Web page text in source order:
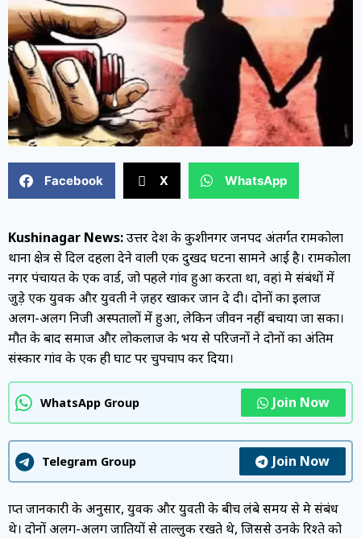
Facebook X WhatsApp
Kushinagar News:उत्तर प्रदेश के कुशीनगर जनपद अंतर्गत रामकोला
थाना क्षेत्र से दिल दहला देने वाली एक दुखद घटना सामने आई है। रामकोला
नगर पंचायत के एक वार्ड, जो पहले गांव हुआ करता था, वहां प्रेम संबंधों में
जुड़े एक युवक और युवती ने ज़हर खाकर जान दे दी। दोनों का इलाज
अलग-अलग निजी अस्पतालों में हुआ, लेकिन जीवन नहीं बचाया जा सका।
मौत के बाद समाज और लोकलाज के भय से परिजनों ने दोनों का अंतिम
संस्कार गांव के एक ही घाट पर चुपचाप कर दिया।
WhatsApp Group Join Now
Telegram Group Join Now
प्राप्त जानकारी के अनुसार, युवक और युवती के बीच लंबे समय से प्रेम संबंध
थे। दोनों अलग-अलग जातियों से ताल्लुक रखते थे, जिससे उनके रिश्ते को